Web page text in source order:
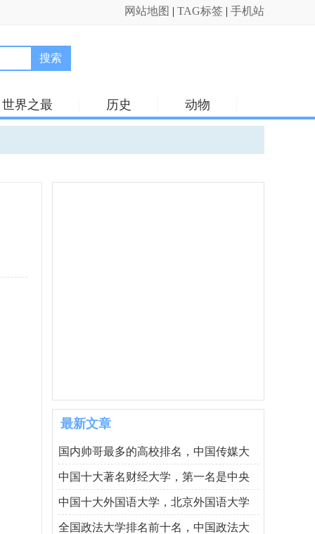
网站地图 | TAG标签 | 手机站
搜索
世界之最 历史 动物
最新文章
国内帅哥最多的高校排名，中国传媒大
中国十大著名财经大学，第一名是中央
中国十大外国语大学，北京外国语大学
全国政法大学排名前十名，中国政法大